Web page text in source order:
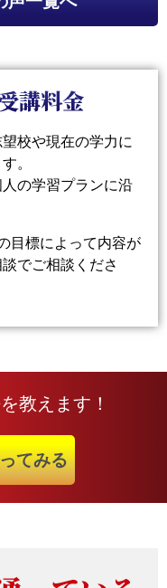
講料金
校や現在の学力に
。
の学習プランに沿
目標によって内容が
でご相談くださ
教えます！
てみる